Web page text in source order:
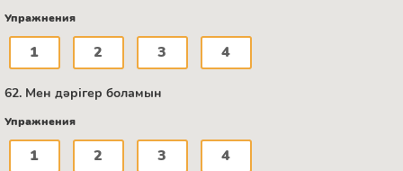
Упражнения
1 2 3 4
62. Мен дәрігер боламын
Упражнения
1 2 3 4